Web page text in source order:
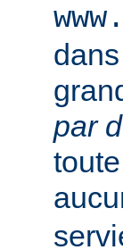
par